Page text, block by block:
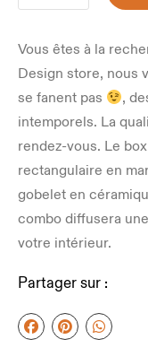
Vous êtes à la
Design store, nous
se fanent pas
,
intemporels. La
rendez-vous. Le
rectangulaire en
gobelet en
combo diffusera
votre intérieur.
Partager sur :